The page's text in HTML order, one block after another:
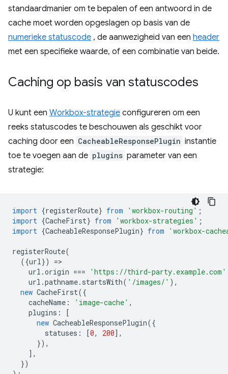
standaardmanier om te bepalen of een antwoord in de
cache moet worden opgeslagen op basis van de
numerieke statuscode , de aanwezigheid van een header
met een specifieke waarde, of een combinatie van beide.
Caching op basis van statuscodes
U kunt een Workbox-strategie configureren om een ​​
reeks statuscodes te beschouwen als geschikt voor
caching door een CacheableResponsePlugin instantie
toe te voegen aan de plugins parameter van een
strategie:
import {registerRoute} from 'workbox-routing' ;
import {CacheFirst} from 'workbox-strategies' ;
import {CacheableResponsePlugin} from 'workbox-
registerRoute(
({url}) =
url .origin ===
'https://third-party.example.com'
url .pathname. startsWith( '/images/' ),
new CacheFirst({
cacheName : 'image-cache' ,
plugins :
[
new CacheableResponsePlugin({
statuses : [0, 200],
}),
],
})